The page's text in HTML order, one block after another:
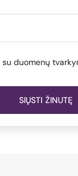
duomenų
SIŲSTI ŽINUTĘ